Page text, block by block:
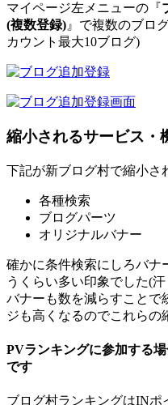
マイページ左メニューの『
(複数登録) 』で複数のブロ
カウント最大10ブログ)
縮小されるサービス・
下記が新ブログ村で縮小さ
各種検索
ブログパーツ
オリジナルバナー
確かに条件検索にしろバナ
うくらい多い印象でした(汗
バナーも数を減らすことで
ジも高くなるのでこれらの
PVランキングに参加する
です
ブログ村ランキングはIN